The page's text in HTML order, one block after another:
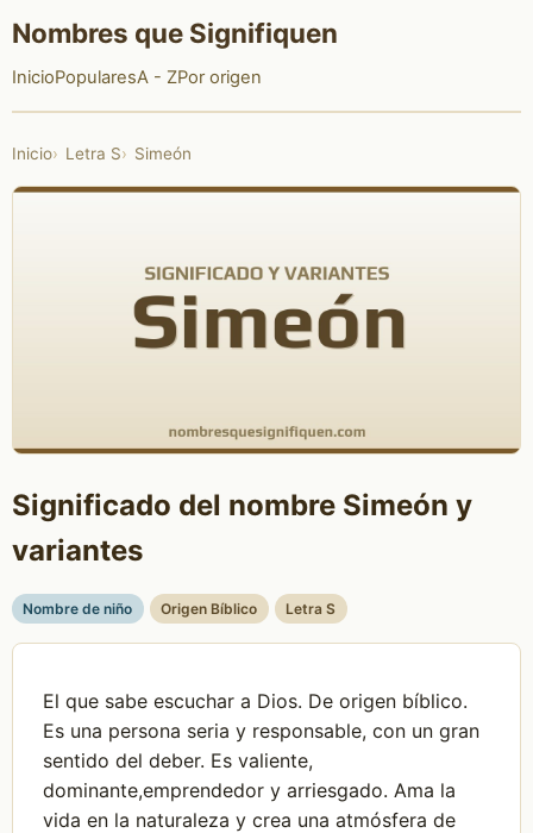
Nombres que Signifiquen
InicioPopularesA - ZPor origen
Inicio Letra S Simeón
Significado del nombre Simeón y
variantes
Nombre de niño Origen Bíblico Letra S
El que sabe escuchar a Dios. De origen bíblico.
Es una persona seria y responsable, con un gran
sentido del deber. Es valiente,
dominante,emprendedor y arriesgado. Ama la
vida en la naturaleza y crea una atmósfera de